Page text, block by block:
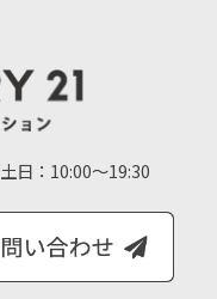
日：10:00～19:30